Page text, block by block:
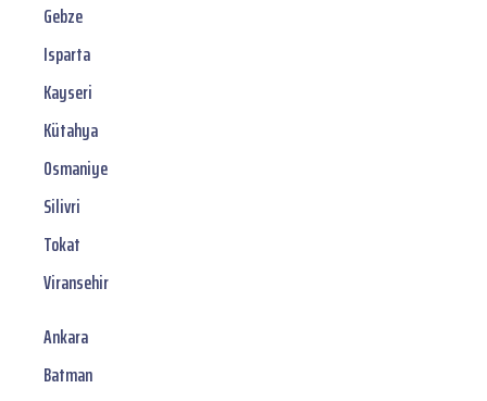
Gebze
Isparta
Kayseri
Kütahya
Osmaniye
Silivri
Tokat
Viransehir
Ankara
Batman